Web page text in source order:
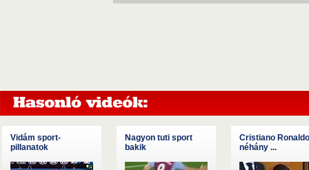
Vidám sport-
pillanatok
Nagyon tuti sport
bakik
Cristiano Ronaldo
néhány ...